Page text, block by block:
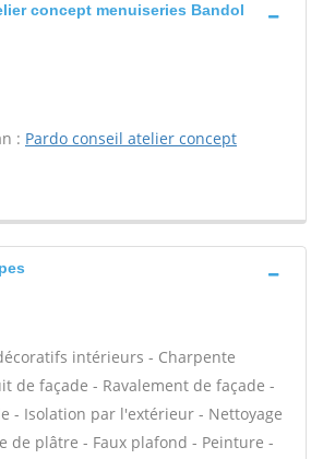
concept menuiseries Bandol
: Pardo conseil atelier concept
intérieurs - Charpente
de façade - Ravalement de façade -
- Isolation par l'extérieur - Nettoyage
de plâtre - Faux plafond - Peinture -